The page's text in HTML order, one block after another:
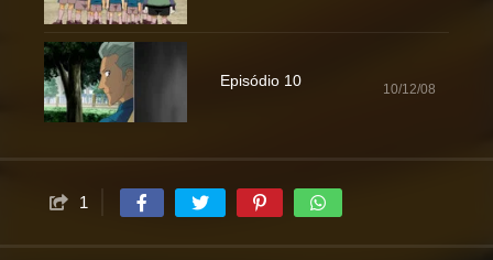
Episódio 10 10/12/08
1